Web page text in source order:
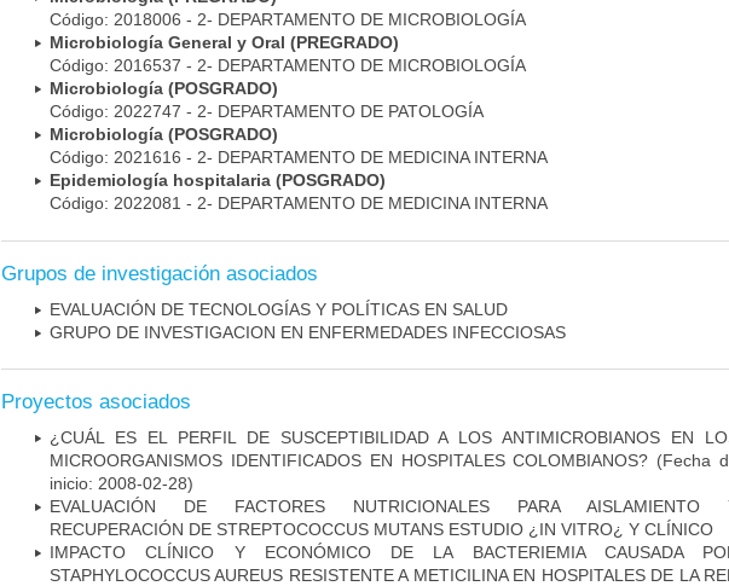
Código: 2018006 - 2- DEPARTAMENTO DE MICROBIOLOGÍA
Microbiología General y Oral (PREGRADO)
Código: 2016537 - 2- DEPARTAMENTO DE MICROBIOLOGÍA
Microbiología (POSGRADO)
Código: 2022747 - 2- DEPARTAMENTO DE PATOLOGÍA
Microbiología (POSGRADO)
Código: 2021616 - 2- DEPARTAMENTO DE MEDICINA INTERNA
Epidemiología hospitalaria (POSGRADO)
Código: 2022081 - 2- DEPARTAMENTO DE MEDICINA INTERNA
Grupos de investigación asociados
EVALUACIÓN DE TECNOLOGÍAS Y POLÍTICAS EN SALUD
GRUPO DE INVESTIGACION EN ENFERMEDADES INFECCIOSAS
Proyectos asociados
¿CUÁL ES EL PERFIL DE SUSCEPTIBILIDAD A LOS ANTIMICROBIANOS EN
MICROORGANISMOS IDENTIFICADOS EN HOSPITALES COLOMBIANOS? (Fecha
inicio: 2008-02-28)
EVALUACIÓN DE FACTORES NUTRICIONALES PARA AISLAMIENTO
RECUPERACIÓN DE STREPTOCOCCUS MUTANS ESTUDIO ¿IN VITRO¿ Y CLÍNICO
IMPACTO CLÍNICO Y ECONÓMICO DE LA BACTERIEMIA CAUSADA
STAPHYLOCOCCUS AUREUS RESISTENTE A METICILINA EN HOSPITALES DE LA